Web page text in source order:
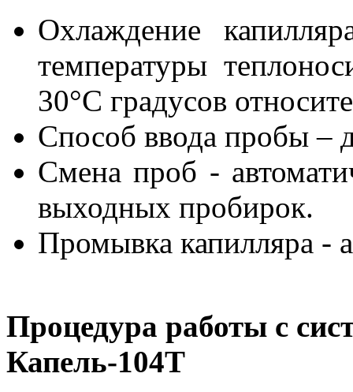
Охлаждение
температуры
30°C градусов
Способ ввода пробы –
Смена проб -
выходных пробирок.
Промывка капилляра -
Процедура работы с
Капель-104Т